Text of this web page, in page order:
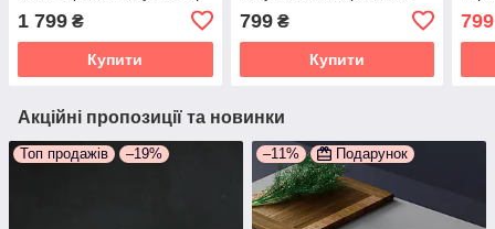
1 799 ₴
Купити
7912
799₴
Купити
799
Акційні пропозиції та новинки
Топ продажів –19% –11% Подарунок